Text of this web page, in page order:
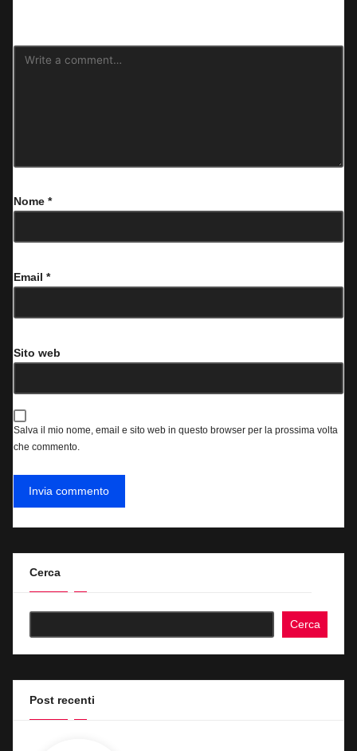
Nome *
Email *
Sito web
Salva il mio nome, email e sito web in questo browser per la prossima volta
che commento.
Cerca
Cerca
Post recenti